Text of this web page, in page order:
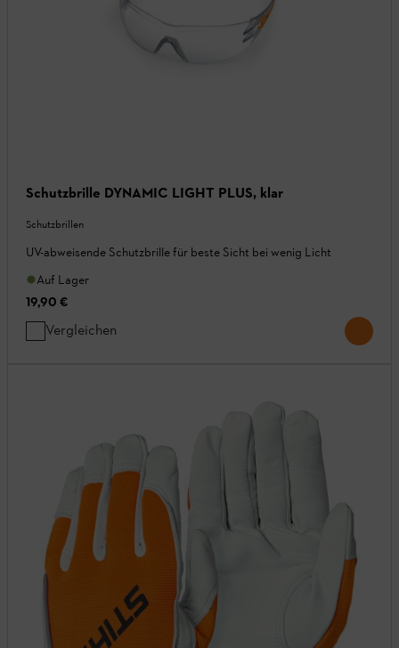
Schutzbrille DYNAMIC LIGHT PLUS, klar
Schutzbrillen
UV-abweisende Schutzbrille für beste Sicht bei wenig Licht
Auf Lager
19,90 €
Vergleichen